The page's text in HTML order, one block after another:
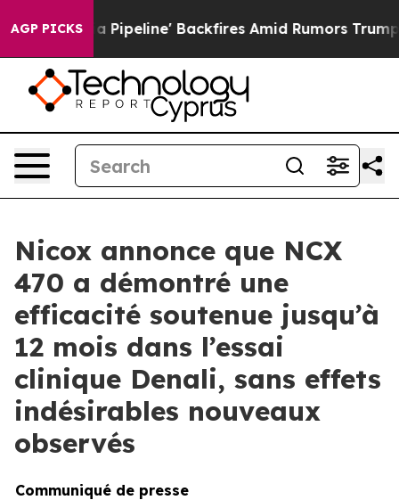
AGP PICKS
Media Pipeline' Backfires Amid Rumors Trump Will
Nicox annonce que NCX
470 a démontré une
efficacité soutenue jusqu’à
12 mois dans l’essai
clinique Denali, sans effets
indésirables nouveaux
observés
Communiqué de presse